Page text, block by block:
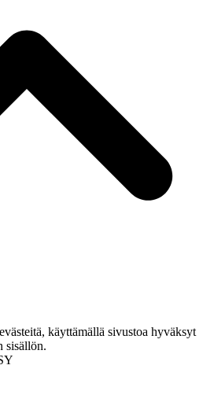
käyttämällä sivustoa hyväksyt
sisällön.